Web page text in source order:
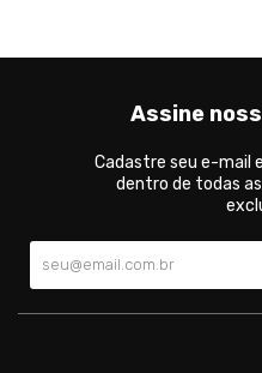
Assine
Cadastre seu e-mail
dentro de todas